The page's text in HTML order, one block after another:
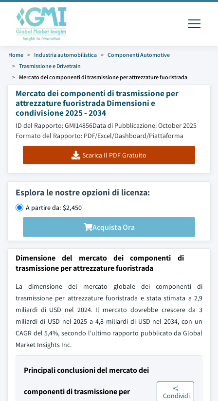
Home Industria automobilistica
Componenti Automotive
Trasmissione e Drivetrain
Mercato dei componenti di trasmissione per attrezzature fuoristrada
Mercato dei componenti di trasmissione per
attrezzature fuoristrada Dimensioni e
condivisione 2025 - 2034
ID del Rapporto: GMI14856Data di Pubblicazione: October 2025
Formato del Rapporto: PDF/Excel/Dashboard/Piattaforma
Scarica Il PDF Gratuito
Esplora le nostre opzioni di licenza:
A partire da: $2,450
Acquista Ora
Dimensione del mercato dei componenti di
trasmissione per attrezzature fuoristrada
La dimensione del mercato globale dei componenti di
trasmissione per attrezzature fuoristrada e stata stimata a 2,9
miliardi di USD nel 2024. Il mercato dovrebbe crescere da 3
miliardi di USD nel 2025 a 4,8 miliardi di USD nel 2034, con un
CAGR del 5,4%, secondo l'ultimo rapporto pubblicato da Global
Market Insights Inc.
Principali conclusioni del mercato dei
componenti di trasmissione per Condividi